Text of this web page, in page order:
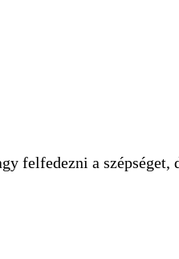
felfedezni a szépséget,